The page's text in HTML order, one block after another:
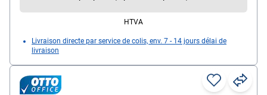
HTVA
Livraison directe par service de colis, env. 7 - 14 jours délai de
livraison